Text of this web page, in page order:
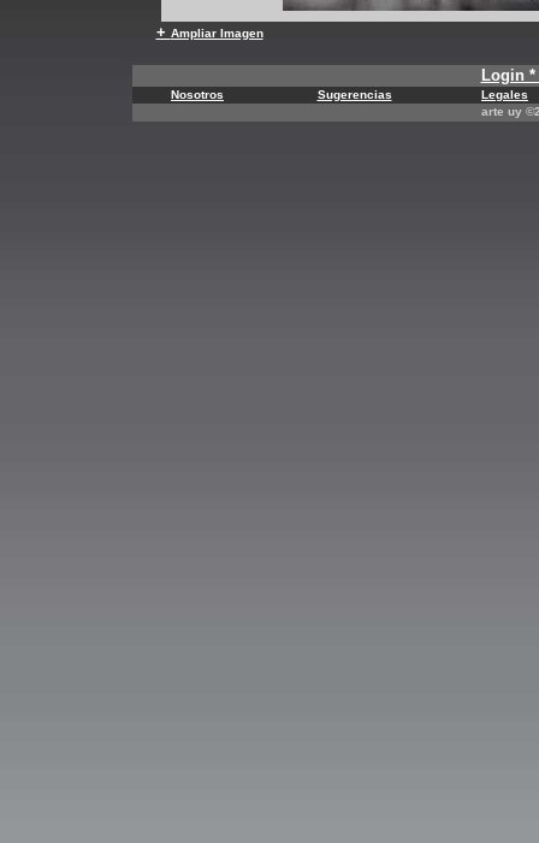
+ Ampliar Imagen
Login
Nosotros Sugerencias
Legales
arte uy